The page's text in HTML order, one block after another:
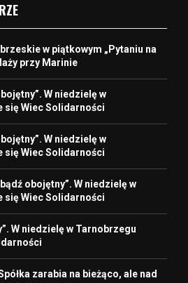
w piątkowym „Pytaniu na
przy Marinie
W niedzielę w
się Wiec Solidarności
W niedzielę w
się Wiec Solidarności
bądź obojętny”. W niedzielę w
się Wiec Solidarności
W niedzielę w Tarnobrzegu
zarabia na bieżąco, ale nad